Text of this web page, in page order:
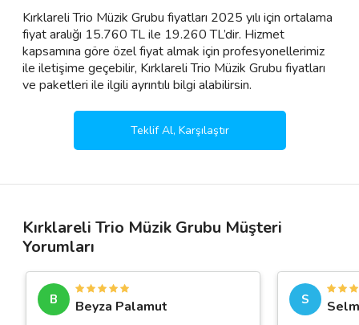
Kırklareli Trio Müzik Grubu fiyatları 2025 yılı için ortalama
fiyat aralığı 15.760 TL ile 19.260 TL’dir. Hizmet
kapsamına göre özel fiyat almak için profesyonellerimiz
ile iletişime geçebilir, Kırklareli Trio Müzik Grubu fiyatları
ve paketleri ile ilgili ayrıntılı bilgi alabilirsin.
Teklif Al, Karşılaştır
Kırklareli Trio Müzik Grubu Müşteri
Yorumları
B
Beyza Palamut
S